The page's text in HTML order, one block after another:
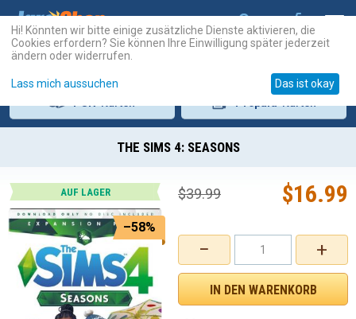
THE SIMS 4: SEASONS
AUF LAGER
–58%
+
−
$16.99
$39.99
Hi! Könnten wir bitte einige zusätzliche Dienste aktivieren, die
Cookies erfordern? Sie können Ihre Einwilligung später jederzeit
ändern oder widerrufen.
Lass mich aussuchen Das ist okay